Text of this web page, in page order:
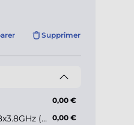
Supprimer
0,00 €
AMD Ryzen 7 9700X 8x3.8GHz (max 5.5GHz) 0,00 €